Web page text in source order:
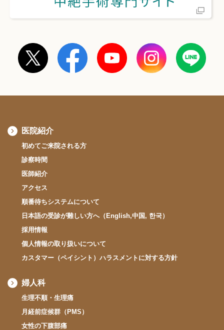
医院紹介
初めてご来院される方
診察時間
医師紹介
アクセス
順番待ちシステムについて
日本語の受診が難しい方へ（English,中国, 한국）
採用情報
個人情報の取り扱いについて
カスタマー（ペイシント）ハラスメントに対する方針
婦人科
生理不順・生理痛
月経前症候群（PMS）
女性の下腹部痛